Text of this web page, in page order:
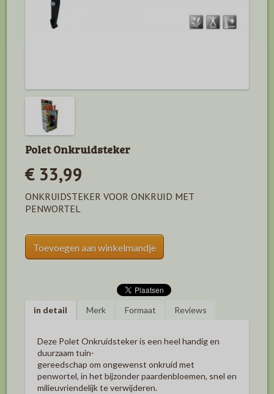
Polet Onkruidsteker
€ 33,99
ONKRUIDSTEKER VOOR ONKRUID MET
PENWORTEL
Toevoegen aan winkelmandje
in detail Merk Formaat Reviews
Deze Polet Onkruidsteker is een heel handig en
duurzaam tuin-
gereedschap om ongewenst onkruid met
penwortel, in het bijzonder paardenbloemen, snel en
milieuvriendelijk te verwijderen.